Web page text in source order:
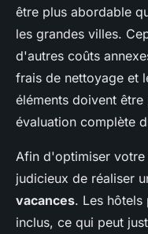
être plus abordable
les grandes villes.
d'autres coûts
frais de nettoyage et
éléments doivent
évaluation complète
Afin d'optimiser
judicieux de réaliser
vacances. Les hôtels
inclus, ce qui peut